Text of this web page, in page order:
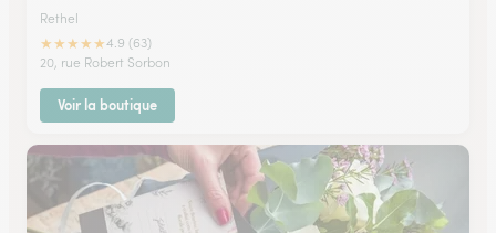
Rethel
★★★★★4.9 (63)
20, rue Robert Sorbon
Voir la boutique